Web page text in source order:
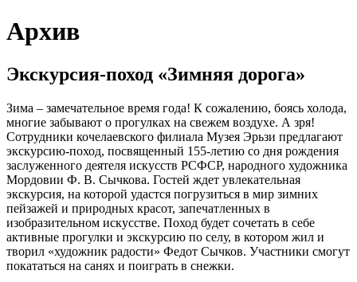
Архив
Экскурсия-поход «Зимняя дорога»
Зима – замечательное время года! К сожалению, боясь холода,
многие забывают о прогулках на свежем воздухе. А зря!
Сотрудники кочелаевского филиала Музея Эрьзи предлагают
экскурсию-поход, посвященный 155-летию со дня рождения
заслуженного деятеля искусств РСФСР, народного художника
Мордовии Ф. В. Сычкова. Гостей ждет увлекательная
экскурсия, на которой удастся погрузиться в мир зимних
пейзажей и природных красот, запечатленных в
изобразительном искусстве. Поход будет сочетать в себе
активные прогулки и экскурсию по селу, в котором жил и
творил «художник радости» Федот Сычков. Участники смогут
покататься на санях и поиграть в снежки.